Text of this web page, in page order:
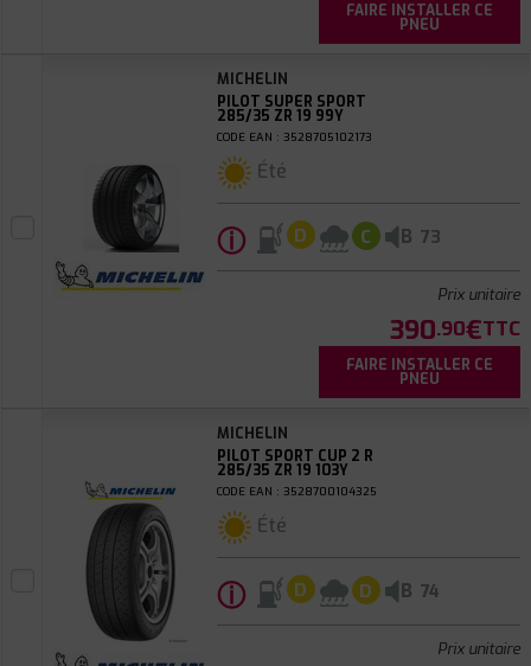
FAIRE INSTALLER CE
PNEU
MICHELIN
PILOT SUPER SPORT
285/35 ZR 19 99Y
CODE EAN : 3528705102173
Été
ⓘ D C B 73
Prix unitaire
390.90€TTC
FAIRE INSTALLER CE
PNEU
MICHELIN
PILOT SPORT CUP 2 R
285/35 ZR 19 103Y
CODE EAN : 3528700104325
Été
ⓘ D D B 74
Prix unitaire